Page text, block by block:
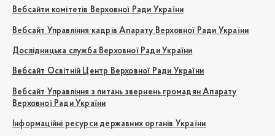
Вебсайти комітетів Верховної Ради України
Вебсайт Управління кадрів Апарату Верховної Ради України
Дослідницька служба Верховної Ради України
Вебсайт Освітній Центр Верховної Ради України
Вебсайт Управління з питань звернень громадян Апарату
Верховної Ради України
Інформаційні ресурси державних органів України